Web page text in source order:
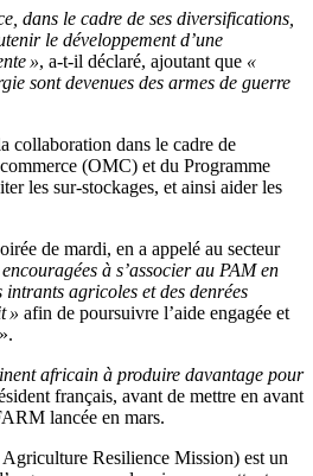
dans le cadre de ses diversifications,
le développement d’une
», a-t-il déclaré, ajoutant que «
sont devenues des armes de guerre
collaboration dans le cadre de
(OMC) et du Programme
les sur-stockages, et ainsi aider les
de mardi, en a appelé au secteur
à s’associer au PAM en
intrants agricoles et des denrées
» afin de poursuivre l’aide engagée et
africain à produire davantage pour
français, avant de mettre en avant
lancée en mars.
Resilience Mission) est un